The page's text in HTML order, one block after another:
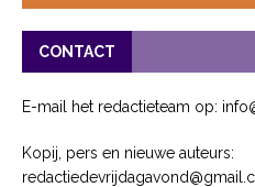
CONTACT
E-mail het redactieteam op:
Kopij, pers en nieuwe auteurs: